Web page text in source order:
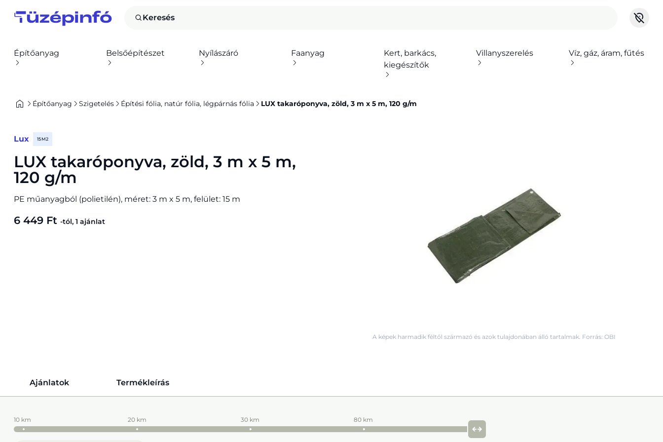
Keresés
Építőanyag Belsőépítészet Nyílászáró Faanyag
Kert, barkács,
kiegészítők
Villanyszerelés Víz, gáz, áram, fűtés
Építőanyag Szigetelés Építési fólia, natúr fólia, légpárnás fólia LUX takaróponyva, zöld, 3 m x 5 m, 120 g/m
Lux 15 M2
LUX takaróponyva, zöld, 3 m x 5 m,
120 g/m
PE műanyagból (polietilén), méret: 3 m x 5 m, felület: 15 m
6 449 Ft -tól, 1 ajánlat
A képek harmadik féltől származó és azok tulajdonában álló tartalmak. Forrás: OBI
Ajánlatok Termékleírás
10 km 20 km 30 km 80 km